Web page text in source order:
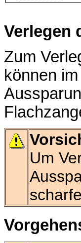
Verlegen
Zum
können
Um